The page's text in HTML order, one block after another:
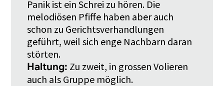
Panik ist ein Schrei zu hören. Die
melodiösen Pfiffe haben aber auch
schon zu Gerichtsverhandlungen
geführt, weil sich enge Nachbarn daran
störten.
Haltung: Zu zweit, in grossen Volieren
auch als Gruppe möglich.